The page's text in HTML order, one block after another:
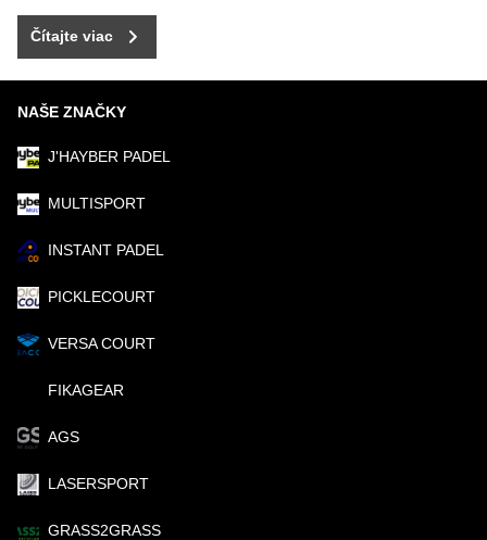
Čítajte viac
NAŠE ZNAČKY
J'HAYBER PADEL
MULTISPORT
INSTANT PADEL
PICKLECOURT
VERSA COURT
FIKAGEAR
AGS
LASERSPORT
GRASS2GRASS